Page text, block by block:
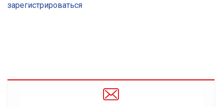
зарегистрироваться